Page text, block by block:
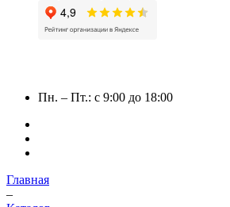
Пн. – Пт.: с 9:00 до 18:00
Главная
–